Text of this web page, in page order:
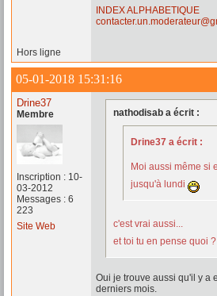
INDEX ALPHABETIQUE
Hors ligne
05-01-2018 15:31:16
Drine37
Membre
Inscription : 10-
03-2012
Messages : 6
223
Site Web
nathodisab a écrit :
Drine37 a écrit :
Moi aussi même si
jusqu'à lundi
c'est vrai aussi...
et toi tu en pense quoi ?
Oui je trouve aussi qu'il y a
derniers mois.